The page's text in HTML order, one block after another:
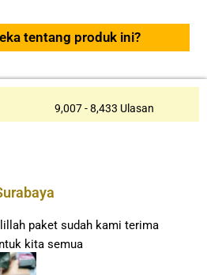
tentang produk ini?
9,007 - 8,433 Ulasan
paket sudah kami terima
kita semua